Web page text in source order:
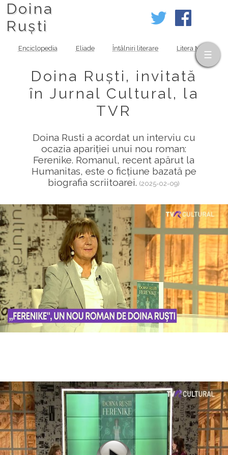
Doina
Ruști
Enciclopedia Eliade Întâlniri literare Litera MOV
Doina Ruști, invitată
în Jurnal Cultural, la
TVR
Doina Rusti a acordat un interviu cu
ocazia apariției unui nou roman:
Ferenike. Romanul, recent apărut la
Humanitas, este o ficțiune bazată pe
biografia scriitoarei.(2025-02-09)